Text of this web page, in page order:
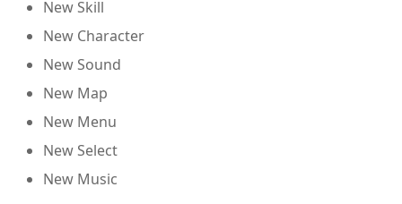
New Skill
New Character
New Sound
New Map
New Menu
New Select
New Music